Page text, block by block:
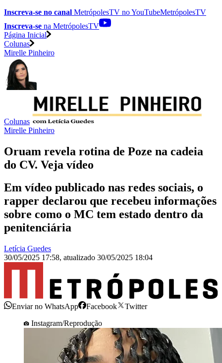
Inscreva-se no canal MetrópolesTV noYouTubeMetrópolesTV
Inscreva-se na MetrópolesTV
Página Inicial
Colunas
Mirelle Pinheiro
Colunas
Mirelle Pinheiro
Oruam revela rotina de Poze na cadeia
do CV. Veja vídeo
Em vídeo publicado nas redes sociais, o
rapper declarou que recebeu informações
sobre como o MC tem estado dentro da
penitenciária
Letícia Guedes
30/05/2025 17:58, atualizado 30/05/2025 18:04
Enviar no WhatsApp Facebook
Twitter
Instagram/Reprodução